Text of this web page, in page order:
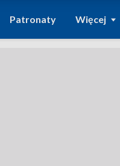
Patronaty Więcej